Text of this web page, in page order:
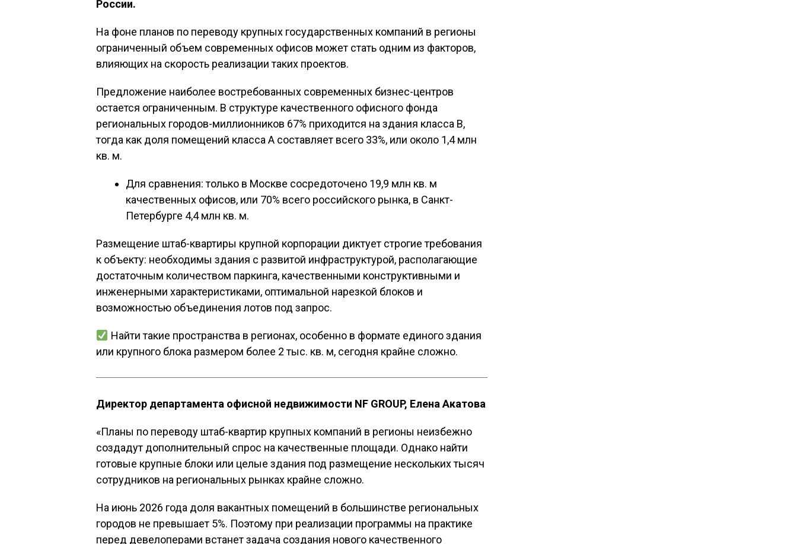
России.
На фоне планов по переводу крупных государственных компаний в регионы
ограниченный объем современных офисов может стать одним из факторов,
влияющих на скорость реализации таких проектов.
Предложение наиболее востребованных современных бизнес-центров
остается ограниченным. В структуре качественного офисного фонда
региональных городов-миллионников 67% приходится на здания класса B,
тогда как доля помещений класса А составляет всего 33%, или около 1,4 млн
кв. м.
Для сравнения: только в Москве сосредоточено 19,9 млн кв. м
качественных офисов, или 70% всего российского рынка, в Санкт-
Петербурге 4,4 млн кв. м.
Размещение штаб-квартиры крупной корпорации диктует строгие требования
к объекту: необходимы здания с развитой инфраструктурой, располагающие
достаточным количеством паркинга, качественными конструктивными и
инженерными характеристиками, оптимальной нарезкой блоков и
возможностью объединения лотов под запрос.
Найти такие пространства в регионах, особенно в формате единого здания
или крупного блока размером более 2 тыс. кв. м, сегодня крайне сложно.
Директор департамента офисной недвижимости NF GROUP, Елена Акатова
«Планы по переводу штаб-квартир крупных компаний в регионы неизбежно
создадут дополнительный спрос на качественные площади. Однако найти
готовые крупные блоки или целые здания под размещение нескольких тысяч
сотрудников на региональных рынках крайне сложно.
На июнь 2026 года доля вакантных помещений в большинстве региональных
городов не превышает 5%. Поэтому при реализации программы на практике
перед девелоперами встанет задача создания нового качественного